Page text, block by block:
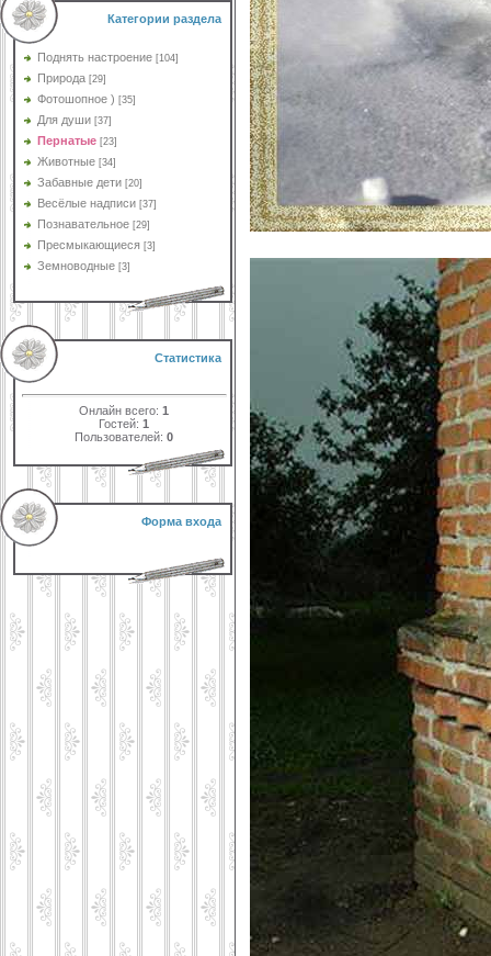
Категории раздела
Поднять настроение [104]
Природа [29]
Фотошопное ) [35]
Для души [37]
Пернатые [23]
Животные [34]
Забавные дети [20]
Весёлые надписи [37]
Познавательное [29]
Пресмыкающиеся [3]
Земноводные [3]
Статистика
Онлайн всего:1
Гостей:1
Пользователей:0
Форма входа